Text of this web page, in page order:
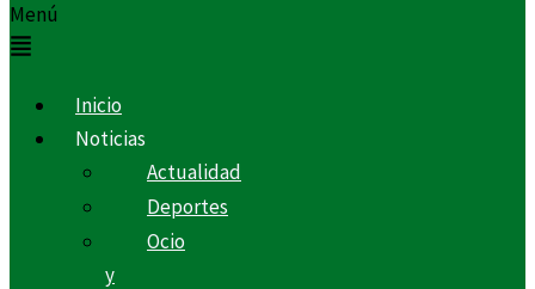
Menú
Inicio
Noticias
Actualidad
Deportes
Ocio
y